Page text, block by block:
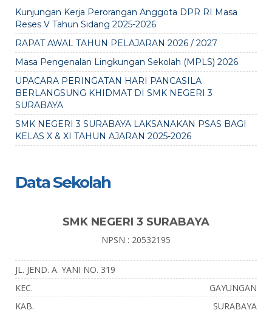
Kunjungan Kerja Perorangan Anggota DPR RI Masa
Reses V Tahun Sidang 2025-2026
RAPAT AWAL TAHUN PELAJARAN 2026 / 2027
Masa Pengenalan Lingkungan Sekolah (MPLS) 2026
UPACARA PERINGATAN HARI PANCASILA
BERLANGSUNG KHIDMAT DI SMK NEGERI 3
SURABAYA
SMK NEGERI 3 SURABAYA LAKSANAKAN PSAS BAGI
KELAS X & XI TAHUN AJARAN 2025-2026
Data Sekolah
SMK NEGERI 3 SURABAYA
NPSN : 20532195
JL. JEND. A. YANI NO. 319
KEC.
GAYUNGAN
KAB.
SURABAYA